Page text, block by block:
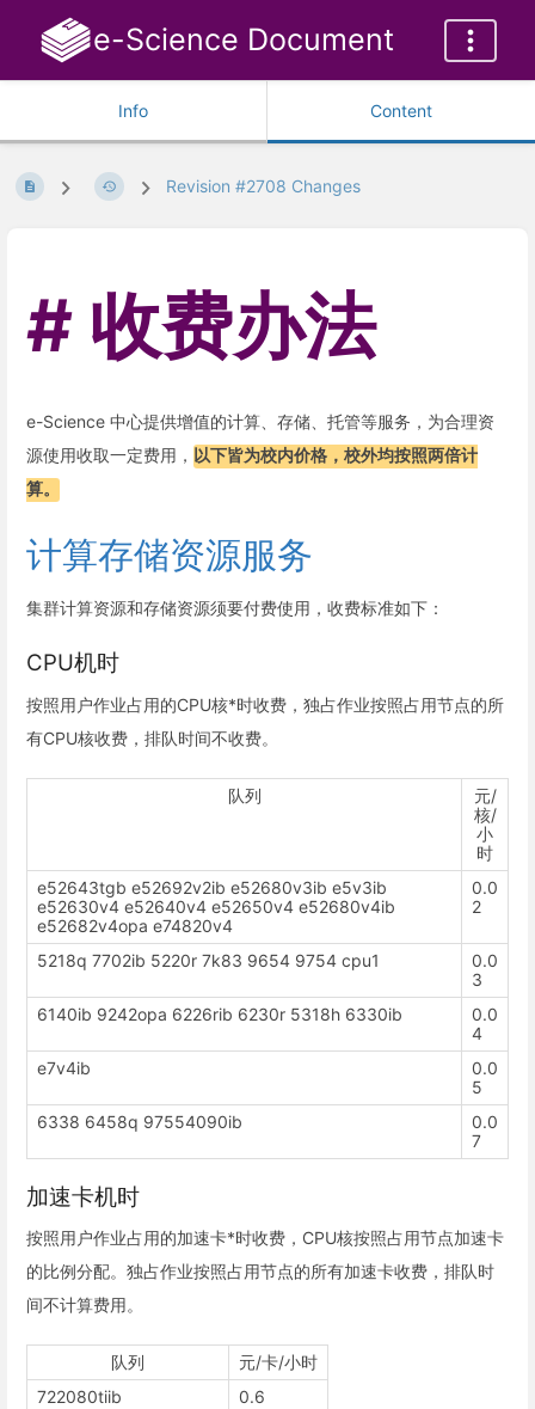
e-Science Document
Info Content
Revision #2708 Changes
收费办法
e-Science 中心提供增值的计算、存储、托管等服务，为合理资
源使用收取一定费用， 以下皆为校内价格，校外均按照两倍计
算。
计算存储资源服务
集群计算资源和存储资源须要付费使用，收费标准如下：
CPU机时
按照用户作业占用的CPU核*时收费，独占作业按照占用节点的所
有CPU核收费，排队时间不收费。
队列
元/
核/
小
时
e52643tgb e52692v2ib e52680v3ib e5v3ib
e52630v4 e52640v4 e52650v4 e52680v4ib
e52682v4opa e74820v4
0.0
2
5218q 7702ib 5220r 7k83 9654 9754 cpu1
0.0
3
6140ib 9242opa 6226rib 6230r 5318h 6330ib
0.0
4
e7v4ib
0.0
5
6338 6458q 97554090ib
0.0
7
加速卡机时
按照用户作业占用的加速卡*时收费，CPU核按照占用节点加速卡
的比例分配。独占作业按照占用节点的所有加速卡收费，排队时
间不计算费用。
队列
元/卡/小时
722080tiib
0.6